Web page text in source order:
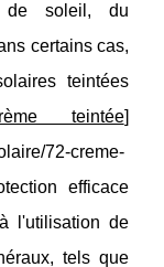
de soleil, du
certains cas,
teintées
teintée]
72-creme-
efficace
l'utilisation de
tels que